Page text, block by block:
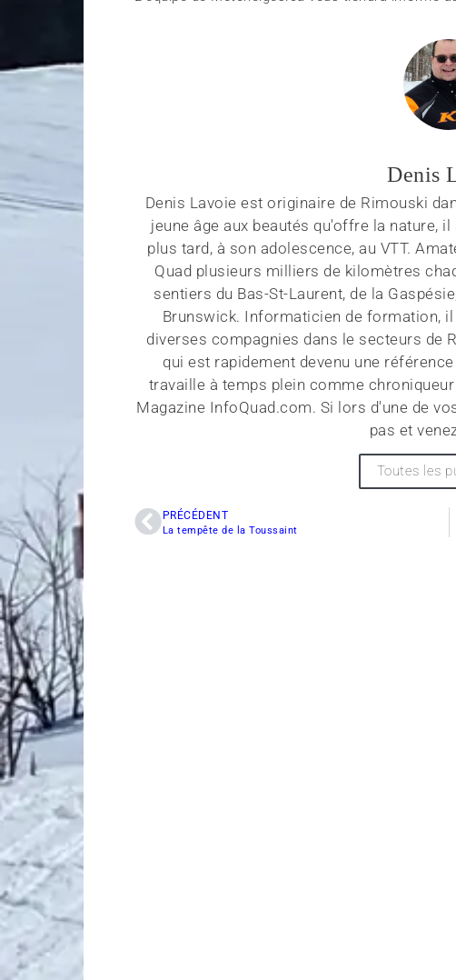
Denis
Denis Lavoie est originaire de Rimouski
jeune âge aux beautés qu'offre la nature,
plus tard, à son adolescence, au VTT.
Quad plusieurs milliers de kilomètres
sentiers du Bas-St-Laurent, de la
Brunswick. Informaticien de formation,
diverses compagnies dans le secteurs de
qui est rapidement devenu une
travaille à temps plein comme
Magazine InfoQuad.com. Si lors d'une de
pas et
Toutes les
PRÉCÉDENT
La tempête de la Toussaint